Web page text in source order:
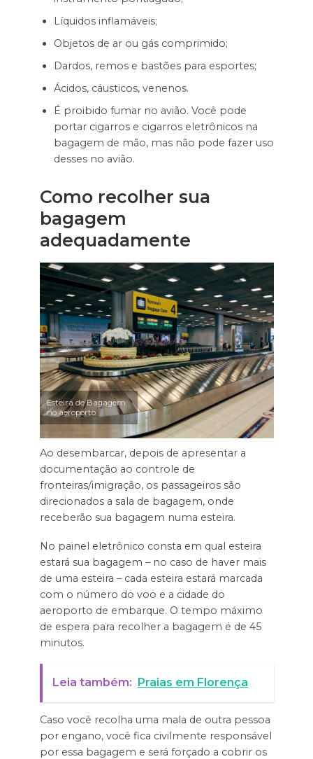
Líquidos inflamáveis;
Objetos de ar ou gás comprimido;
Dardos, remos e bastões para esportes;
Ácidos, cáusticos, venenos.
É proibido fumar no avião. Você pode
portar cigarros e cigarros eletrônicos na
bagagem de mão, mas não pode fazer uso
desses no avião.
Como recolher sua
bagagem
adequadamente
Esteira de Bagagem
no aeroporto
Ao desembarcar, depois de apresentar a
documentação ao controle de
fronteiras/imigração, os passageiros são
direcionados a sala de bagagem, onde
receberão sua bagagem numa esteira.
No painel eletrônico consta em qual esteira
estará sua bagagem – no caso de haver mais
de uma esteira – cada esteira estará marcada
com o número do voo e a cidade do
aeroporto de embarque. O tempo máximo
de espera para recolher a bagagem é de 45
minutos.
Leia também: Praias em Florença
Caso você recolha uma mala de outra pessoa
por engano, você fica civilmente responsável
por essa bagagem e será forçado a cobrir os